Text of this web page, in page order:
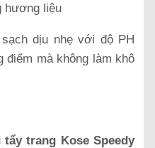
hương liệu
dịu nhẹ với độ PH
điểm mà không làm khô
trang Kose Speedy